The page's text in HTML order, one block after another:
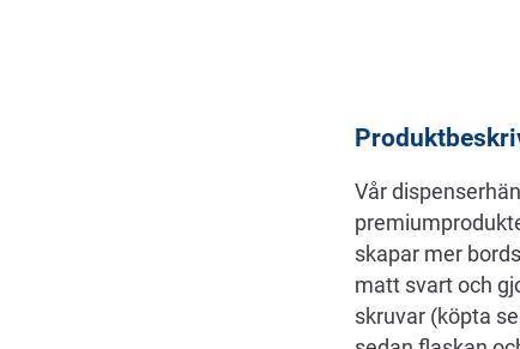
Vår
skapar mer
matt svart och
skruvar (köpta